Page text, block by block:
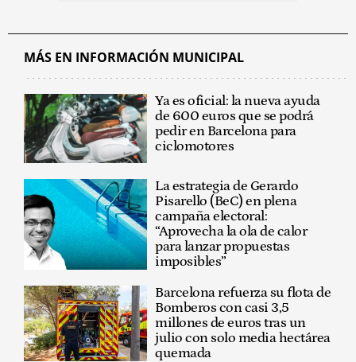
MÁS EN INFORMACIÓN MUNICIPAL
Ya es oficial: la nueva ayuda
de 600 euros que se podrá
pedir en Barcelona para
ciclomotores
La estrategia de Gerardo
Pisarello (BeC) en plena
campaña electoral:
“Aprovecha la ola de calor
para lanzar propuestas
imposibles”
Barcelona refuerza su flota de
Bomberos con casi 3,5
millones de euros tras un
julio con solo media hectárea
quemada